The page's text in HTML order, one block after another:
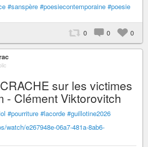
#sanspère #poesiecontemporaine #poesie
0 0 0
sur les victimes
- Clément Viktorovitch
#pourriture #lacorde #guillotine2026
watch/e267948e-06a7-481a-8ab6-